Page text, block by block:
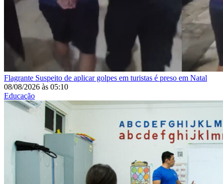
Flagrante Suspeito de aplicar golpes em turistas é preso em Natal
08/08/2026 às 05:10
Educação